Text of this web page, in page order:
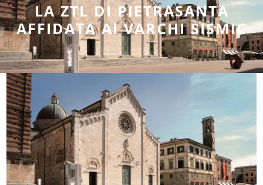
LA ZTL DI PIETRASANTA
AFFIDATA AI VARCHI SISMIC